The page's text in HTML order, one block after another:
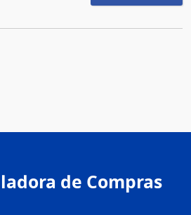
de Compras